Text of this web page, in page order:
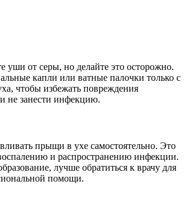
уши от серы, но делайте это осторожно.
капли или ватные палочки только с
чтобы избежать повреждения
не занести инфекцию.
прыщи в ухе самостоятельно. Это
и распространению инфекции.
лучше обратиться к врачу для
помощи.